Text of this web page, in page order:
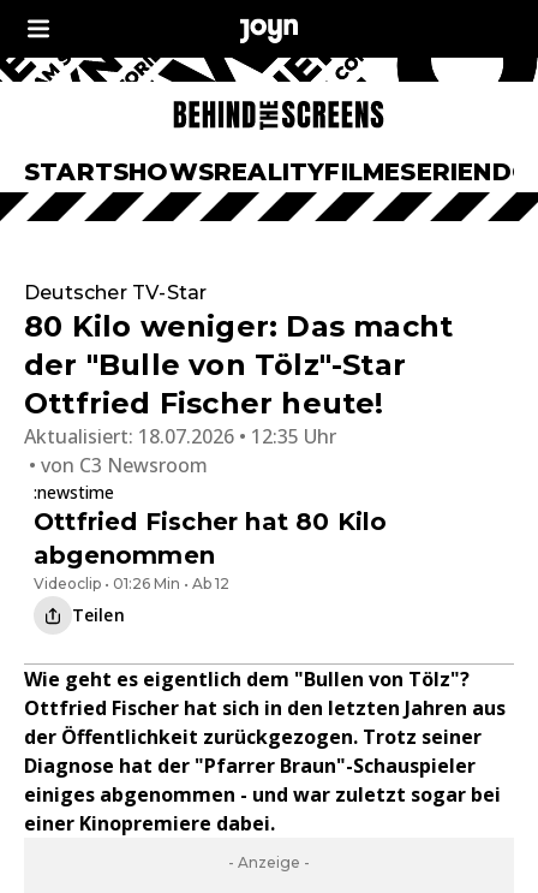
STARTSHOWSREALITYFILMESERIEN
Deutscher TV-Star
80 Kilo weniger: Das macht
der "Bulle von Tölz"-Star
Ottfried Fischer heute!
Aktualisiert: 18.07.2026 • 12:35 Uhr
von C3 Newsroom
:newstime
Ottfried Fischer hat 80 Kilo
abgenommen
Videoclip • 01:26 Min • Ab 12
Teilen
Wie geht es eigentlich dem "Bullen von Tölz"?
Ottfried Fischer hat sich in den letzten Jahren aus
der Öffentlichkeit zurückgezogen. Trotz seiner
Diagnose hat der "Pfarrer Braun"-Schauspieler
einiges abgenommen - und war zuletzt sogar bei
einer Kinopremiere dabei.
- Anzeige -